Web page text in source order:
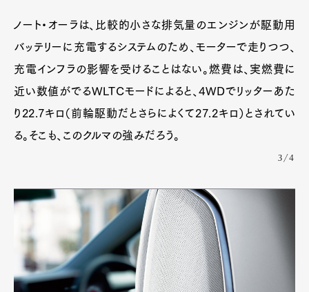
ノート・オーラは、比較的小さな排気量のエンジンが駆動用
バッテリーに充電するシステムのため、モーターで走りつつ、
充電インフラの影響を受けることはない。燃費は、実燃費に
近い数値がでるWLTCモードによると、4WDでリッターあた
り22.7キロ（前輪駆動だとさらによくて27.2キロ）とされてい
る。そこも、このクルマの強みだろう。
3/4